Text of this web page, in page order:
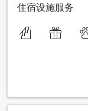
住宿设施服务